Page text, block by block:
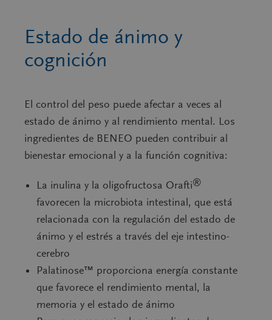
Estado de ánimo y
cognición
El control del peso puede afectar a veces al
estado de ánimo y al rendimiento mental. Los
ingredientes de BENEO pueden contribuir al
bienestar emocional y a la función cognitiva:
La inulina y la oligofructosa Orafti®
favorecen la microbiota intestinal, que está
relacionada con la regulación del estado de
ánimo y el estrés a través del eje intestino-
cerebro
Palatinose™ proporciona energía constante
que favorece el rendimiento mental, la
memoria y el estado de ánimo